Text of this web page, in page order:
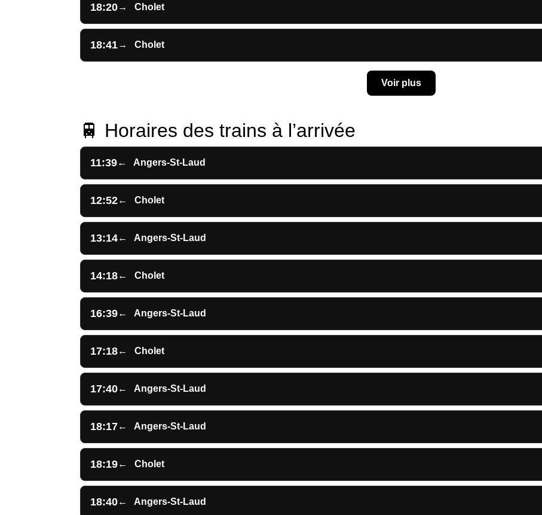
18:20→ Cholet
18:41→ Cholet
Voir plus
🚆 Horaires des trains à l’arrivée
11:39← Angers-St-Laud
12:52← Cholet
13:14← Angers-St-Laud
14:18← Cholet
16:39← Angers-St-Laud
17:18← Cholet
17:40← Angers-St-Laud
18:17← Angers-St-Laud
18:19← Cholet
18:40← Angers-St-Laud